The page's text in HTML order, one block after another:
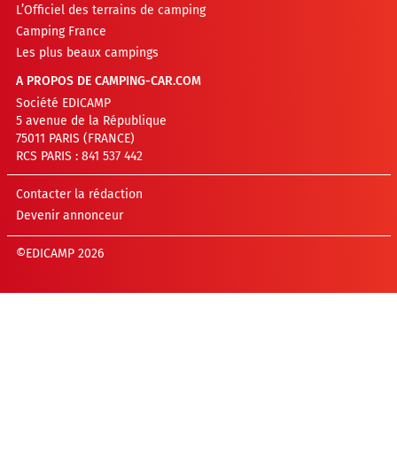
L’Officiel des terrains de camping
Camping France
Les plus beaux campings
A PROPOS DE CAMPING-CAR.COM
Société EDICAMP
5 avenue de la République
75011 PARIS (FRANCE)
RCS PARIS : 841 537 442
Contacter la rédaction
Devenir annonceur
©EDICAMP 2026